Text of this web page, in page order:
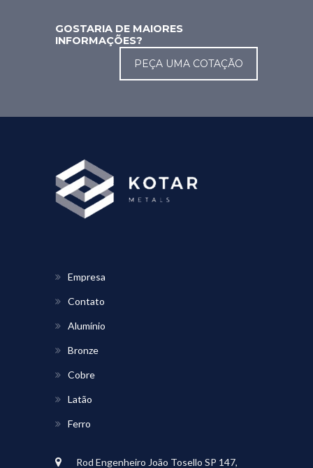
GOSTARIA DE MAIORES
INFORMAÇÕES?
PEÇA UMA COTAÇÃO
Empresa
Contato
Alumínio
Bronze
Cobre
Latão
Ferro
Rod Engenheiro João Tosello SP 147,